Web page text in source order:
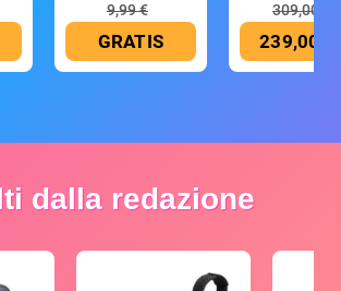
9,99 €
GRATIS
309,00 €
239,00 €
dalla redazione